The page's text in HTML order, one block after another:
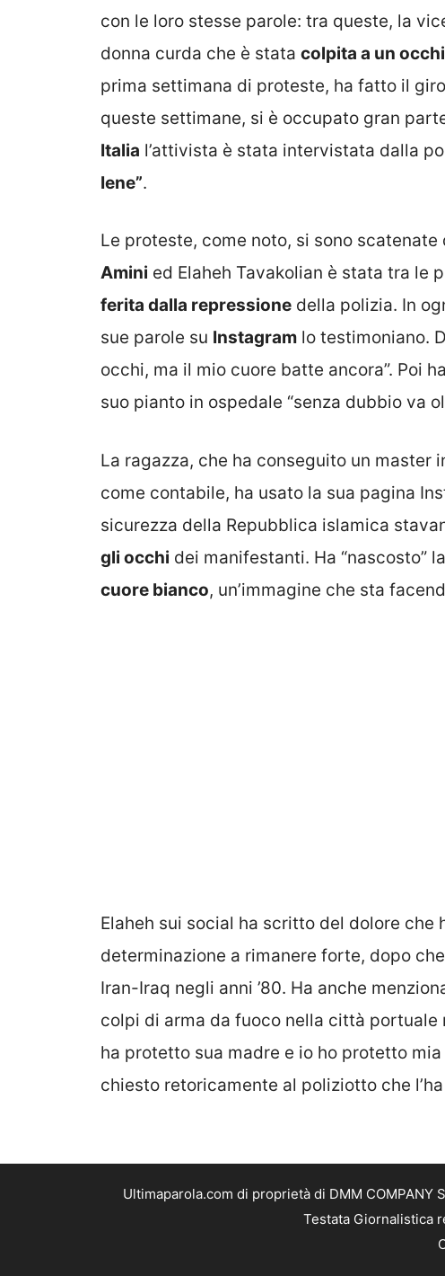
con le loro stesse parole: tra queste, la
donna curda che è stata colpita a un
prima settimana di proteste, ha fatto il
queste settimane, si è occupato gran
Italia l’attivista è stata intervistata dalla
Iene”.
Le proteste, come noto, si sono scatenate
Amini ed Elaheh Tavakolian è stata tra le
ferita dalla repressione della polizia. In
sue parole su Instagram lo testimoniano.
occhi, ma il mio cuore batte ancora”. Poi
suo pianto in ospedale “senza dubbio va
La ragazza, che ha conseguito un master
come contabile, ha usato la sua pagina
sicurezza della Repubblica islamica
gli occhi dei manifestanti. Ha “nascosto”
cuore bianco, un’immagine che sta
Elaheh sui social ha scritto del dolore che
determinazione a rimanere forte, dopo
Iran-Iraq negli anni ’80. Ha anche
colpi di arma da fuoco nella città portuale
ha protetto sua madre e io ho protetto
chiesto retoricamente al poliziotto che
Ultimaparola.com di proprietà di DMM COMPANY
Testata Giornalistica